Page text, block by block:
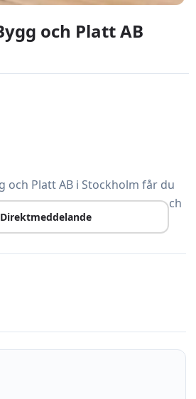
och Platt AB
Direktmeddelande
och Platt AB i Stockholm får du
som sätter kvalitet och
centrum.